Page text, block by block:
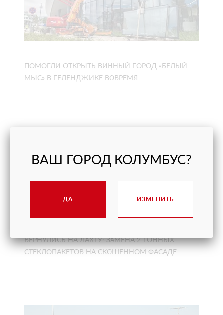
ПОМОГЛИ ОТКРЫТЬ ВИННЫЙ ГОРОД «БЕЛЫЙ
МЫС» В ГЕЛЕНДЖИКЕ ВОВРЕМЯ
ВЕРНУЛИСЬ НА ЛАХТУ: ЗАМЕНА 2-ТОННЫХ
СТЕКЛОПАКЕТОВ НА СКОШЕННОМ ФАСАДЕ
ВАШ ГОРОД КОЛУМБУС?
ДА ИЗМЕНИТЬ